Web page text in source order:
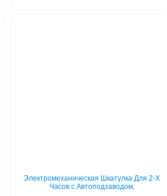
Электромеханическая Шкатулка Для 2-Х
Часов с Автоподзаводом,